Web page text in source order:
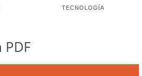
TECNOLOGÍA